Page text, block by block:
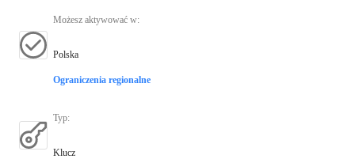
Możesz aktywować w:
Polska
Ograniczenia regionalne
Typ:
Klucz